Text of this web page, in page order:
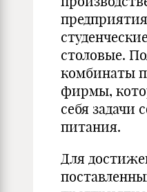
столовые.
комбинаты
фирмы,
себя задачи
питания.
Для